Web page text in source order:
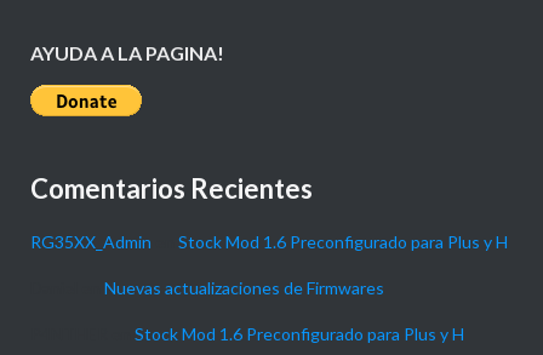
AYUDA A LA PAGINA!
Comentarios Recientes
RG35XX_Admin Stock Mod 1.6 Preconfigurado para Plus y H
Nuevas actualizaciones de Firmwares
Stock Mod 1.6 Preconfigurado para Plus y H